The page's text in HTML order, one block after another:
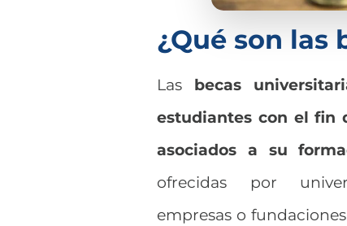
¿Qué son las
Las becas
estudiantes con el fin
asociados a su
ofrecidas por
empresas o